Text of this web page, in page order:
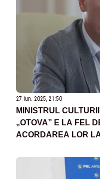
27 iun. 2025, 21:50
MINISTRUL
„OTOVA” E LA FEL
ACORDAREA LOR